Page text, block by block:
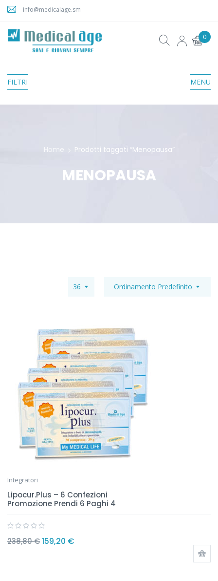
info@medicalage.sm
FILTRI MENU
0
Home Prodotti taggati “Menopausa”
MENOPAUSA
Ordinamento Predefinito
36
Integratori
Lipocur.Plus – 6 Confezioni
Promozione Prendi 6 Paghi 4
238,80€159,20 €